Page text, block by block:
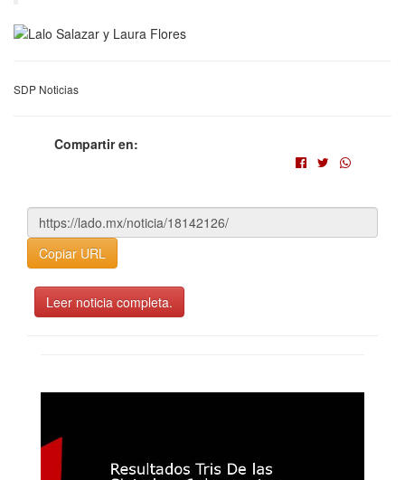
SDP Noticias
Compartir en:
Copiar URL
Leer noticia completa.